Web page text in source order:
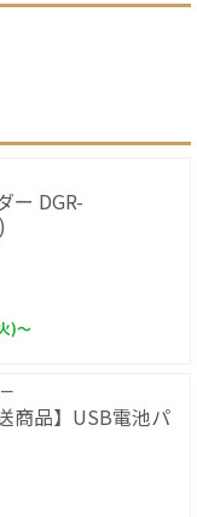
ー DGR-
)～
商品】USB電池パ